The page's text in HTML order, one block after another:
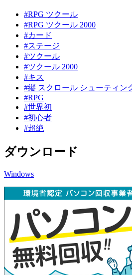
#RPG ツクール
#RPG ツクール 2000
#カード
#ステージ
#ツクール
#ツクール 2000
#キス
#縦 スクロール シューティン
#RPG
#世界初
#初心者
#超絶
ダウンロード
Windows